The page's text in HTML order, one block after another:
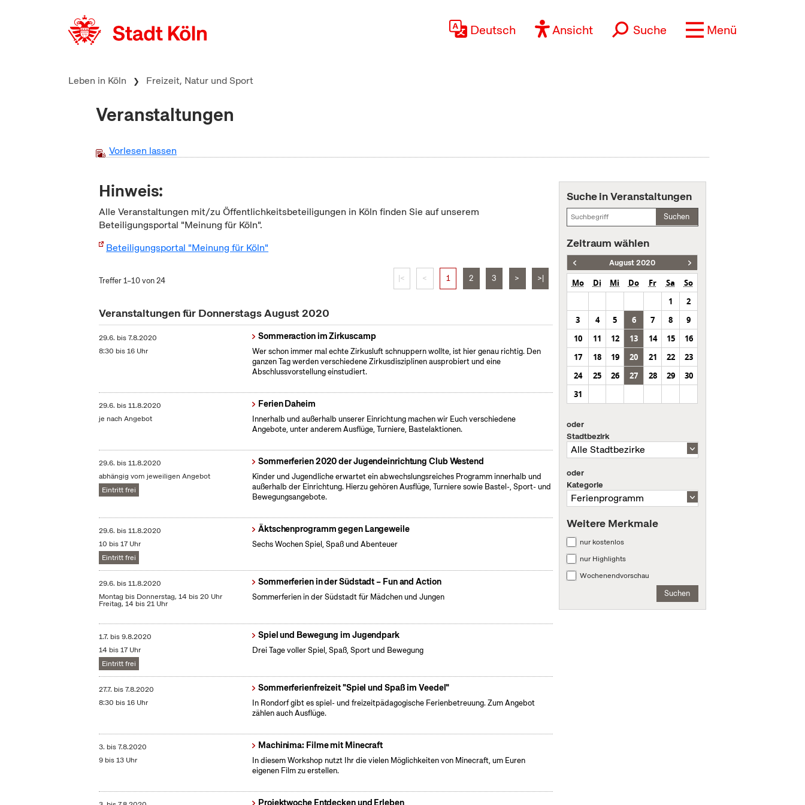
Deutsch Ansicht Suche Menü
Leben in Köln Freizeit, Natur und Sport
Veranstaltungen
Vorlesen lassen
Hinweis:
Alle Veranstaltungen mit/zu Öffentlichkeitsbeteiligungen in Köln finden Sie auf unserem
Beteiligungsportal "Meinung für Köln".
Beteiligungsportal "Meinung für Köln"
Treffer 1–10 von 24 |< < 1 2 3 > >|
Veranstaltungen für Donnerstags August 2020
29.6. bis7.8.2020
8:30 bis 16 Uhr
Sommeraction im Zirkuscamp
Wer schon immer mal echte Zirkusluft schnuppern wollte, ist hier genau richtig. Den
ganzen Tag werden verschiedene Zirkusdisziplinen ausprobiert und eine
Abschlussvorstellung einstudiert.
29.6. bis11.8.2020
je nach Angebot
Ferien Daheim
Innerhalb und außerhalb unserer Einrichtung machen wir Euch verschiedene
Angebote, unter anderem Ausflüge, Turniere, Bastelaktionen.
29.6. bis11.8.2020
abhängig vom jeweiligen Angebot
Eintritt frei
Sommerferien 2020 der Jugendeinrichtung Club Westend
Kinder und Jugendliche erwartet ein abwechslungsreiches Programm innerhalb und
außerhalb der Einrichtung. Hierzu gehören Ausflüge, Turniere sowie Bastel-, Sport- und
Bewegungsangebote.
29.6. bis11.8.2020
10 bis 17 Uhr
Eintritt frei
Äktschenprogramm gegen Langeweile
Sechs Wochen Spiel, Spaß und Abenteuer
29.6. bis11.8.2020
Montag bis Donnerstag, 14 bis 20 Uhr
Freitag, 14 bis 21 Uhr
Sommerferien in der Südstadt – Fun and Action
Sommerferien in der Südstadt für Mädchen und Jungen
1.7. bis9.8.2020
14 bis 17 Uhr
Eintritt frei
Spiel und Bewegung im Jugendpark
Drei Tage voller Spiel, Spaß, Sport und Bewegung
27.7. bis7.8.2020
8:30 bis 16 Uhr
Sommerferienfreizeit "Spiel und Spaß im Veedel"
In Rondorf gibt es spiel- und freizeitpädagogische Ferienbetreuung. Zum Angebot
zählen auch Ausflüge.
3. bis7.8.2020
9 bis 13 Uhr
Machinima: Filme mit Minecraft
In diesem Workshop nutzt Ihr die vielen Möglichkeiten von Minecraft, um Euren
eigenen Film zu erstellen.
Projektwoche Entdecken und Erleben
Suche in Veranstaltungen
Suchen
Zeitraum wählen
August 2020
Mo Di Mi Do Fr Sa
So
1
2
3
4 5 6 7 8
9
10
11 12 13 14 15
16
17
18 19 20 21 22
23
24
25 26 27 28 29
30
31
oder
Stadtbezirk
oder
Kategorie
Weitere Merkmale
nur kostenlos
nur Highlights
Wochenendvorschau
Suchen